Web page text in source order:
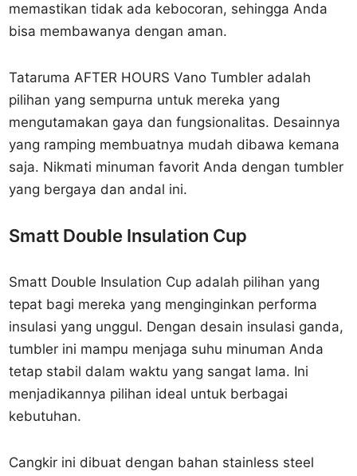
memastikan tidak ada kebocoran, sehingga Anda
bisa membawanya dengan aman.
Tataruma AFTER HOURS Vano Tumbler adalah
pilihan yang sempurna untuk mereka yang
mengutamakan gaya dan fungsionalitas. Desainnya
yang ramping membuatnya mudah dibawa kemana
saja. Nikmati minuman favorit Anda dengan tumbler
yang bergaya dan andal ini.
Smatt Double Insulation Cup
Smatt Double Insulation Cup adalah pilihan yang
tepat bagi mereka yang menginginkan performa
insulasi yang unggul. Dengan desain insulasi ganda,
tumbler ini mampu menjaga suhu minuman Anda
tetap stabil dalam waktu yang sangat lama. Ini
menjadikannya pilihan ideal untuk berbagai
kebutuhan.
Cangkir ini dibuat dengan bahan stainless steel